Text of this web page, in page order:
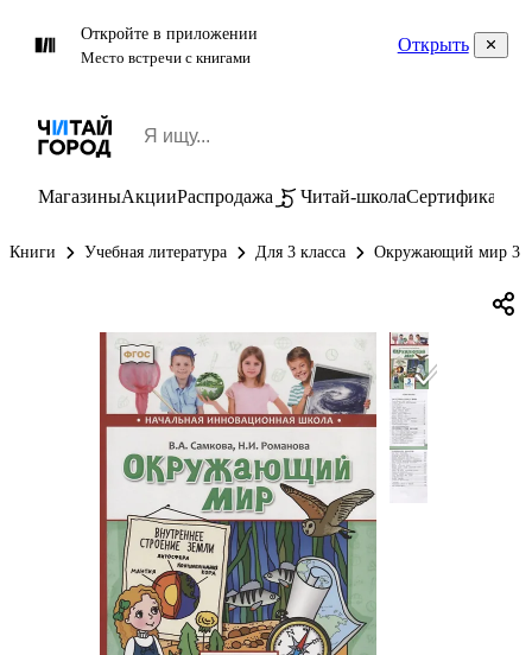
Откройте в приложении
Место встречи с книгами
Открыть
МагазиныАкцииРаспродажа Читай-школаСертификаты
Книги Учебная литература Для 3 класса Окружающий мир 3